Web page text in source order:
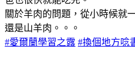
關於羊肉的問題，從小時候就
還是山羊肉。。。
#愛爾蘭學習之露 #換個地方唸